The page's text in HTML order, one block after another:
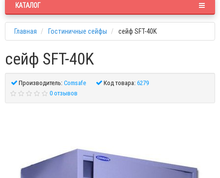
КАТАЛОГ
Главная Гостиничные сейфы сейф SFT-40K
сейф SFT-40K
Производитель:Comsafe Код товара:6279
0 отзывов